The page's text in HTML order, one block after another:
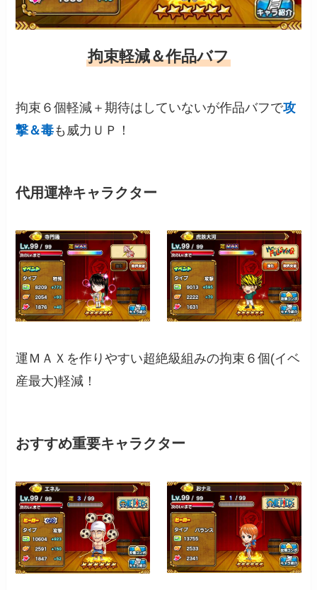
拘束軽減＆作品バフ
拘束６個軽減＋期待はしていないが作品バフで攻
撃＆毒も威力ＵＰ！
代用運枠キャラクター
運ＭＡＸを作りやすい超絶級組みの拘束６個(イベ
産最大)軽減！
おすすめ重要キャラクター